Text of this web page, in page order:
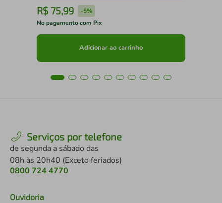
R$ 75,99 -5%
No pagamento com Pix
Adicionar ao carrinho
Serviços por telefone
de segunda a sábado das
08h às 20h40 (Exceto feriados)
0800 724 4770
Ouvidoria